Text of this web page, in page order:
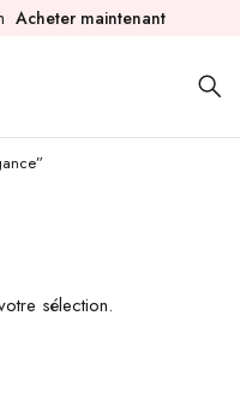
Acheter maintenant
sélection.